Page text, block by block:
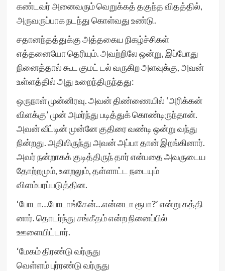
கண்டவர் அனைவரும் வெறுக்கத் தகுந்த விதத்தில்,
அருவருப்பாக நடந்து கொள்வது உண்டு.
சதானந்தத்துக்கு அத்தகைய நிகழ்ச்சிகள்
எத்தனையோ தெரியும். அவற்றிலே ஒன்று, இப்போது
நினைத்தால் கூட குமட் டல் வருகிற அளவுக்கு, அவன்
உள்ளத்தில் அது உறைந்திருந்தது:
ஒருநாள் முன்னிரவு. அவன் திண்ணையில் ‘அரிக்கன்
விளக்கு’ முன் அமர்ந்து படித்துக் கொண்டிருந்தான்.
அவன் வீட்டின் முன்னே குதிரை வண்டி ஒன்று வந்து
நின்றது. அதிலிருந்து அவன் அப்பா தான் இறங்கினார்.
அவர் நன்றாகக் குடித்திருந் தார் என்பதை அவருடைய
தோற்றமும், உளறலும், தள்ளாட்ட நடையும்
விளம்பரப்படுத்தின.
‘போடா…போடாங்கேன்…என்னடா ரூபா?’ என்று கத்தி
னார். தொடர்ந்து சங்கீதம் என்ற நினைப்பில்
ஊளையிட்டார்.
‘மேகம் திரண்டு வர்ருது
வெள்ளம் புர்ரண்டு வர்ருது